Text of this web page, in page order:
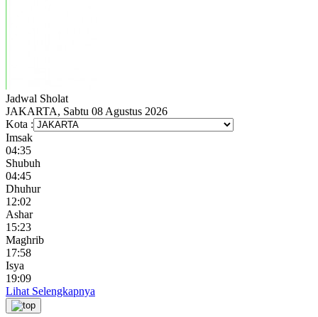
Jadwal Sholat
JAKARTA, Sabtu 08 Agustus 2026
Kota :
Imsak
04:35
Shubuh
04:45
Dhuhur
12:02
Ashar
15:23
Maghrib
17:58
Isya
19:09
Lihat Selengkapnya